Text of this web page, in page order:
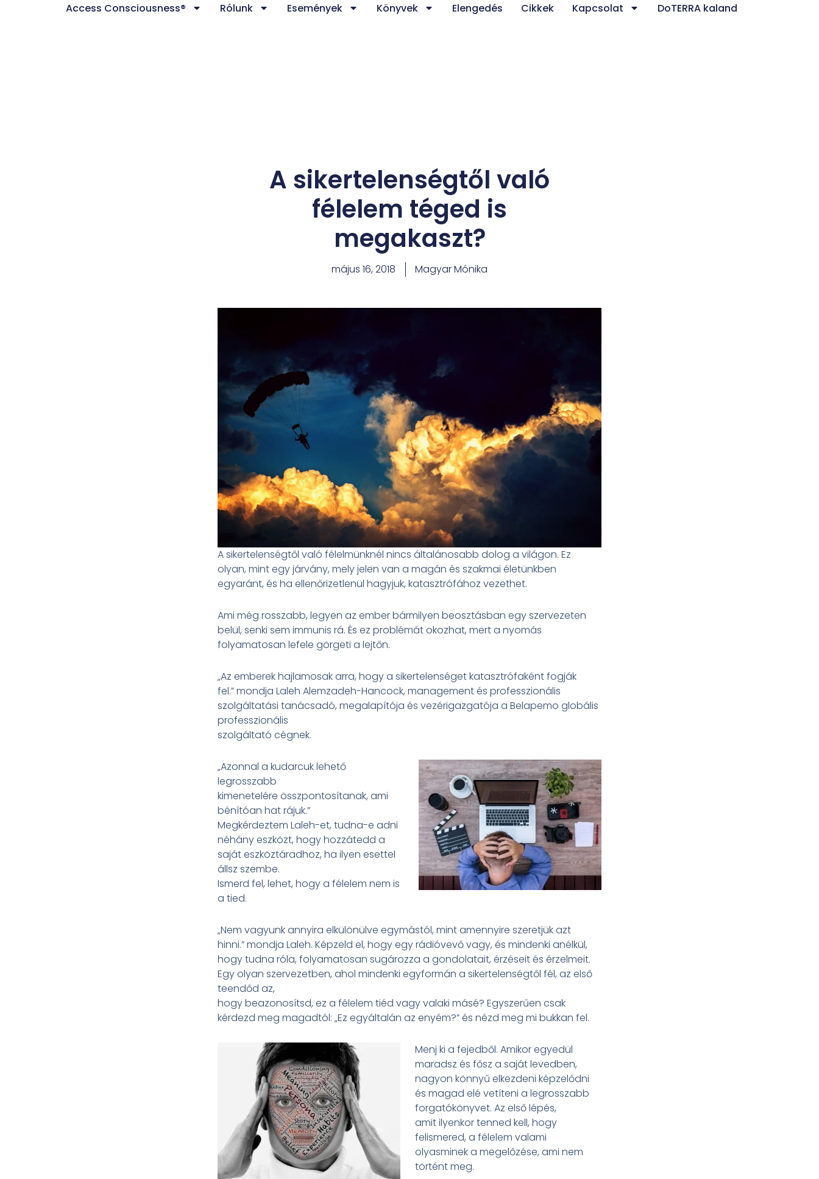
Access Consciousness® Rólunk Események Könyvek Elengedés Cikkek Kapcsolat DoTERRA kaland
A sikertelenségtől való
félelem téged is
megakaszt?
május 16, 2018 Magyar Mónika
A sikertelenségtől való félelmünknél nincs általánosabb dolog a világon. Ez
olyan, mint egy járvány, mely jelen van a magán és szakmai életünkben
egyaránt, és ha ellenőrizetlenül hagyjuk, katasztrófához vezethet.
Ami még rosszabb, legyen az ember bármilyen beosztásban egy szervezeten
belül, senki sem immunis rá. És ez problémát okozhat, mert a nyomás
folyamatosan lefele görgeti a lejtőn.
„Az emberek hajlamosak arra, hogy a sikertelenséget katasztrófaként fogják
fel.” mondja Laleh Alemzadeh-Hancock, management és professzionális
szolgáltatási tanácsadó, megalapítója és vezérigazgatója a Belapemo globális
professzionális
szolgáltató cégnek.
„Azonnal a kudarcuk lehető
legrosszabb
kimenetelére összpontosítanak, ami
bénítóan hat rájuk.”
Megkérdeztem Laleh-et, tudna-e adni
néhány eszközt, hogy hozzátedd a
saját eszköztáradhoz, ha ilyen esettel
állsz szembe.
Ismerd fel, lehet, hogy a félelem nem is
a tied.
„Nem vagyunk annyira elkülönülve egymástól, mint amennyire szeretjük azt
hinni.” mondja Laleh. Képzeld el, hogy egy rádióvevő vagy, és mindenki anélkül,
hogy tudna róla, folyamatosan sugározza a gondolatait, érzéseit és érzelmeit.
Egy olyan szervezetben, ahol mindenki egyformán a sikertelenségtől fél, az első
teendőd az,
hogy beazonosítsd, ez a félelem tiéd vagy valaki másé? Egyszerűen csak
kérdezd meg magadtól: „Ez egyáltalán az enyém?” és nézd meg mi bukkan fel.
Menj ki a fejedből. Amikor egyedül
maradsz és fősz a saját levedben,
nagyon könnyű elkezdeni képzelődni
és magad elé vetíteni a legrosszabb
forgatókönyvet. Az első lépés,
amit ilyenkor tenned kell, hogy
felismered, a félelem valami
olyasminek a megelőzése, ami nem
történt meg.